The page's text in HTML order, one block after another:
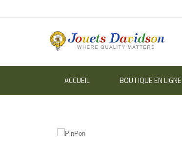
ACCUEIL BOUTIQUE EN LIGNE